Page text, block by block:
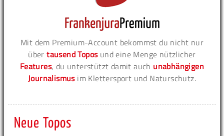
Mit dem Premium-Account bekommst du nicht nur
übertausend Toposund eine Menge nützlicher
Features, du unterstützt damit auch unabhängigen
Journalismusim Klettersport und Naturschutz.
Neue Topos